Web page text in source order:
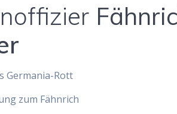
Germania-Rott
zum Fähnrich